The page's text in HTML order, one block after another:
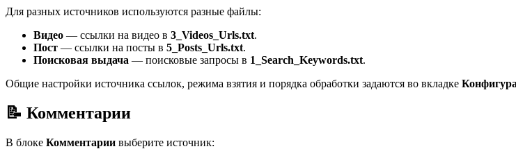
Для разных источников используются разные файлы:
Видео — ссылки на видео в 3_Videos_Urls.txt.
Пост — ссылки на посты в 5_Posts_Urls.txt.
Поисковая выдача — поисковые запросы в 1_Search_Keywords.txt.
Общие настройки источника ссылок, режима взятия и порядка обработки задаются во вкладке
📝 Комментарии
В блоке Комментарии выберите источник: